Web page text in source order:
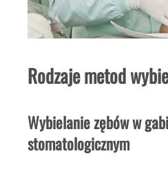
Rodzaje metod
Wybielanie zębów w
stomatologicznym